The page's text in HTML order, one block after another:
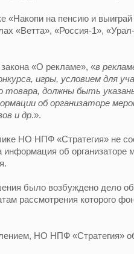
«Накопи на пенсию и выиграй
«Ветта», «Россия-1»,
«О рекламе», «в
игры, условием для
товара, должны быть
об организаторе
и др.».
НО НПФ «Стратегия» не
информация об организаторе
было возбуждено дело
рассмотрения которого
НО НПФ «Стратегия»